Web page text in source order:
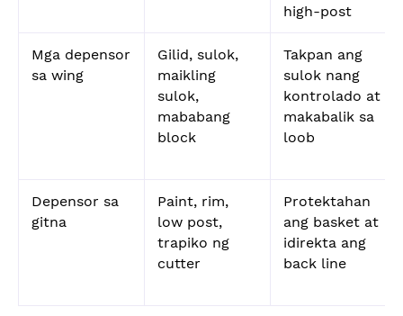
high-post
Mga depensor
sa wing
Gilid, sulok,
maikling
sulok,
mababang
block
Takpan ang
sulok nang
kontrolado at
makabalik sa
loob
Depensor sa
gitna
Paint, rim,
low post,
trapiko ng
cutter
Protektahan
ang basket at
idirekta ang
back line